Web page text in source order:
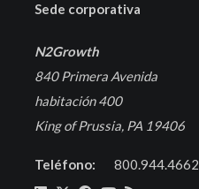
Sede corporativa
N2Growth
840 Primera Avenida
habitación 400
King of Prussia, PA 19406
Teléfono: 800.944.4662